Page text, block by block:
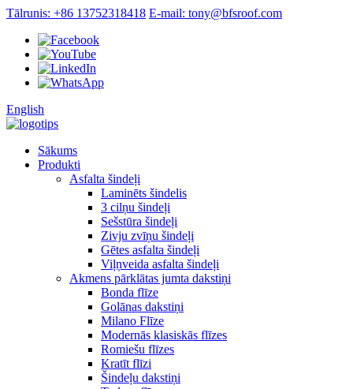
Tālrunis: +86 13752318418 E-mail: tony@bfsroof.com
English
Sākums
Produkti
Asfalta šindeļi
Laminēts šindelis
3 cilņu šindeļi
Sešstūra šindeļi
Zivju zvīņu šindeļi
Gētes asfalta šindeļi
Viļņveida asfalta šindeļi
Akmens pārklātas jumta dakstiņi
Bonda flīze
Golānas dakstiņi
Milano Flīze
Modernās klasiskās flīzes
Romiešu flīzes
Kratīt flīzi
Šindeļu dakstiņi